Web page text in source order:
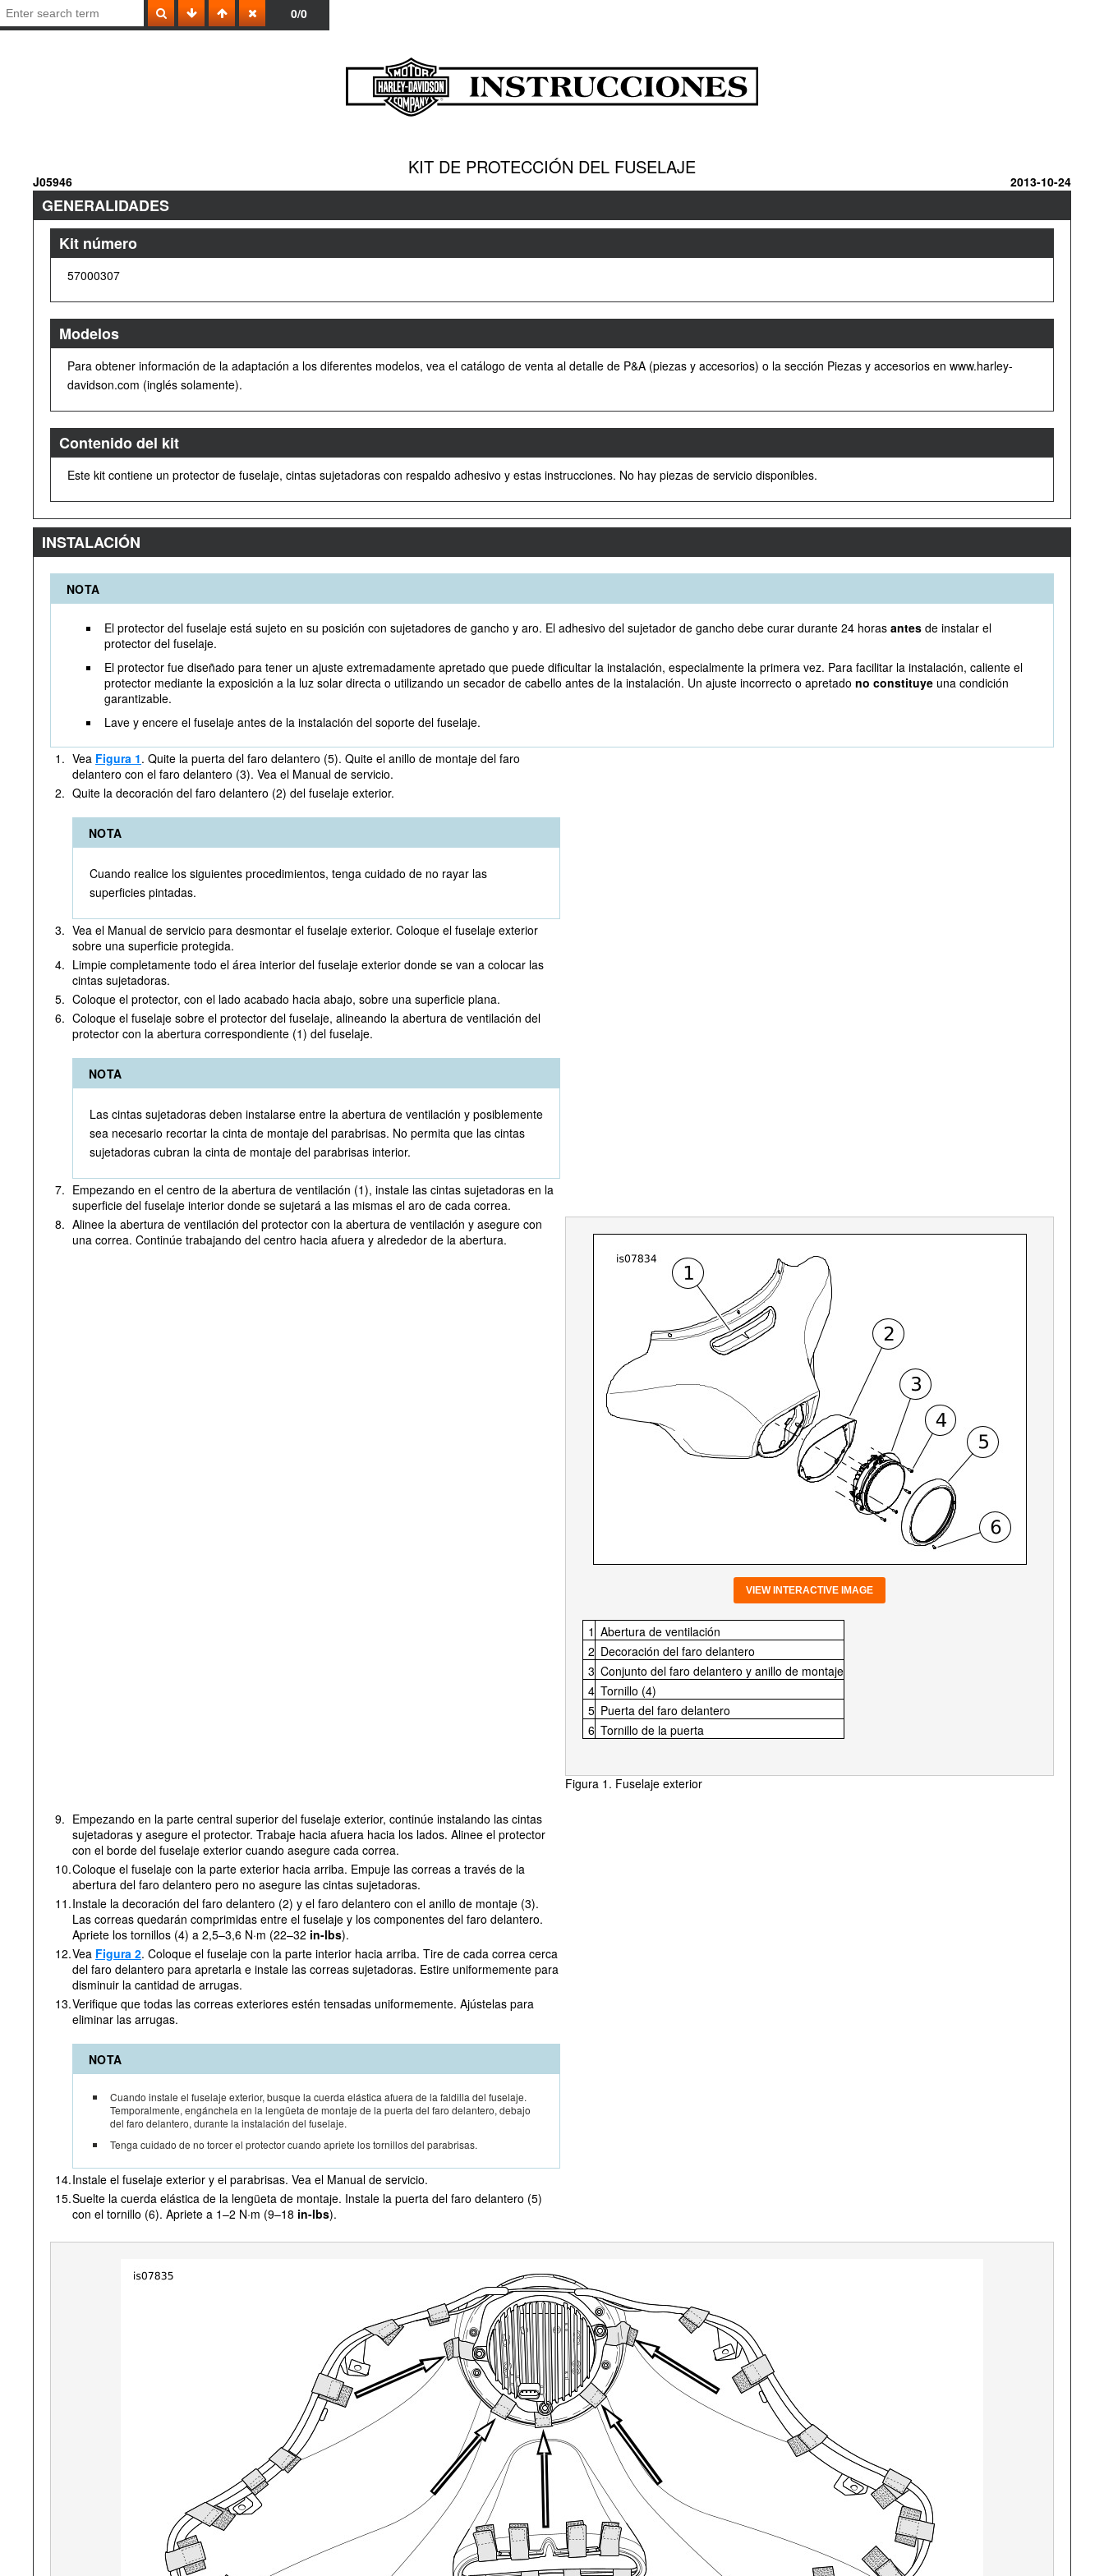
0/0
KIT DE PROTECCIÓN DEL FUSELAJE
J05946 2013-10-24
GENERALIDADES
Kit número
57000307
Modelos
Para obtener información de la adaptación a los diferentes modelos, vea el catálogo de venta al detalle de P&A (piezas y accesorios) o la sección Piezas y accesorios en www.harley-
davidson.com (inglés solamente).
Contenido del kit
Este kit contiene un protector de fuselaje, cintas sujetadoras con respaldo adhesivo y estas instrucciones. No hay piezas de servicio disponibles.
INSTALACIÓN
NOTA
El protector del fuselaje está sujeto en su posición con sujetadores de gancho y aro. El adhesivo del sujetador de gancho debe curar durante 24 horas antes de instalar el
protector del fuselaje.
El protector fue diseñado para tener un ajuste extremadamente apretado que puede dificultar la instalación, especialmente la primera vez. Para facilitar la instalación, caliente el
protector mediante la exposición a la luz solar directa o utilizando un secador de cabello antes de la instalación. Un ajuste incorrecto o apretado no constituye una condición
garantizable.
Lave y encere el fuselaje antes de la instalación del soporte del fuselaje.
1. Vea Figura 1. Quite la puerta del faro delantero (5). Quite el anillo de montaje del faro
delantero con el faro delantero (3). Vea el Manual de servicio.
2. Quite la decoración del faro delantero (2) del fuselaje exterior.
NOTA
Cuando realice los siguientes procedimientos, tenga cuidado de no rayar las
superficies pintadas.
3. Vea el Manual de servicio para desmontar el fuselaje exterior. Coloque el fuselaje exterior
sobre una superficie protegida.
4. Limpie completamente todo el área interior del fuselaje exterior donde se van a colocar las
cintas sujetadoras.
5. Coloque el protector, con el lado acabado hacia abajo, sobre una superficie plana.
6. Coloque el fuselaje sobre el protector del fuselaje, alineando la abertura de ventilación del
protector con la abertura correspondiente (1) del fuselaje.
NOTA
Las cintas sujetadoras deben instalarse entre la abertura de ventilación y posiblemente
sea necesario recortar la cinta de montaje del parabrisas. No permita que las cintas
sujetadoras cubran la cinta de montaje del parabrisas interior.
7. Empezando en el centro de la abertura de ventilación (1), instale las cintas sujetadoras en la
superficie del fuselaje interior donde se sujetará a las mismas el aro de cada correa.
8. Alinee la abertura de ventilación del protector con la abertura de ventilación y asegure con
una correa. Continúe trabajando del centro hacia afuera y alrededor de la abertura.
VIEW INTERACTIVE IMAGE
1 Abertura de ventilación
2 Decoración del faro delantero
3 Conjunto del faro delantero y anillo de montaje
4 Tornillo (4)
5 Puerta del faro delantero
6 Tornillo de la puerta
Figura 1. Fuselaje exterior
9. Empezando en la parte central superior del fuselaje exterior, continúe instalando las cintas
sujetadoras y asegure el protector. Trabaje hacia afuera hacia los lados. Alinee el protector
con el borde del fuselaje exterior cuando asegure cada correa.
10.Coloque el fuselaje con la parte exterior hacia arriba. Empuje las correas a través de la
abertura del faro delantero pero no asegure las cintas sujetadoras.
11.Instale la decoración del faro delantero (2) y el faro delantero con el anillo de montaje (3).
Las correas quedarán comprimidas entre el fuselaje y los componentes del faro delantero.
Apriete los tornillos (4) a 2,5–3,6 N·m (22–32 in-lbs).
12.Vea Figura 2. Coloque el fuselaje con la parte interior hacia arriba. Tire de cada correa cerca
del faro delantero para apretarla e instale las correas sujetadoras. Estire uniformemente para
disminuir la cantidad de arrugas.
13.Verifique que todas las correas exteriores estén tensadas uniformemente. Ajústelas para
eliminar las arrugas.
NOTA
Cuando instale el fuselaje exterior, busque la cuerda elástica afuera de la faldilla del fuselaje.
Temporalmente, engánchela en la lengüeta de montaje de la puerta del faro delantero, debajo
del faro delantero, durante la instalación del fuselaje.
Tenga cuidado de no torcer el protector cuando apriete los tornillos del parabrisas.
14.Instale el fuselaje exterior y el parabrisas. Vea el Manual de servicio.
15.Suelte la cuerda elástica de la lengüeta de montaje. Instale la puerta del faro delantero (5)
con el tornillo (6). Apriete a 1–2 N·m (9–18 in-lbs).